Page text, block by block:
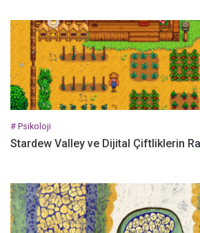
# Psikoloji
Stardew Valley ve Dijital Çiftliklerin